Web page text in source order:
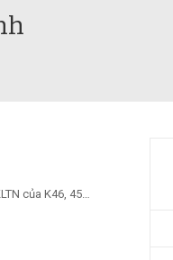
của K46, 45…